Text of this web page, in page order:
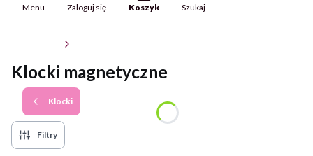
Menu Zaloguj się Koszyk Szukaj
Klocki magnetyczne
Klocki
Filtry